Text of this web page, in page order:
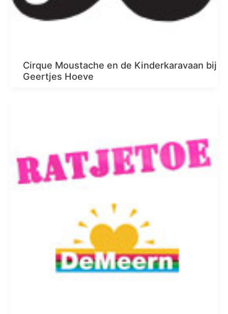
Cirque Moustache en de Kinderkaravaan bij
Geertjes Hoeve